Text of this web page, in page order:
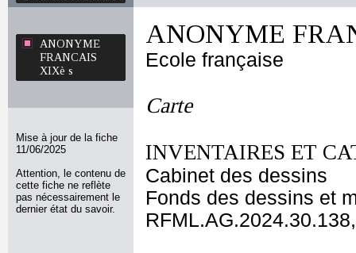
ANONYME
FRANCAIS
XIXè s
Mise à jour de la fiche
11/06/2025
Attention, le contenu de
cette fiche ne reflète
pas nécessairement le
dernier état du savoir.
ANONYME
Ecole française
Carte
INVENTAIRES ET
Cabinet des dessins
Fonds des dessins et